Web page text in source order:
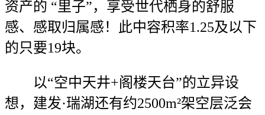
资产的 “里子”，享受世代栖身的舒服
感、感取归属感！此中容积率1.25及以下
的只要19块。
以“空中天井+阁楼天台”的立异设
想，建发·瑞湖还有约2500m²架空层泛会